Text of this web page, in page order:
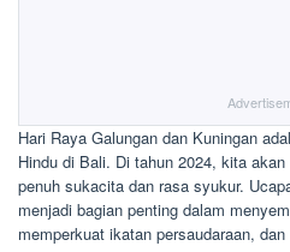
Hari Raya Galungan dan Kuningan
Hindu di Bali. Di tahun 2024, kita
penuh sukacita dan rasa syukur.
menjadi bagian penting dalam
memperkuat ikatan persaudaraan,